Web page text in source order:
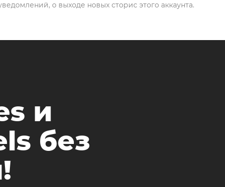
о выходе новых сторис этого аккаунта.
и
без